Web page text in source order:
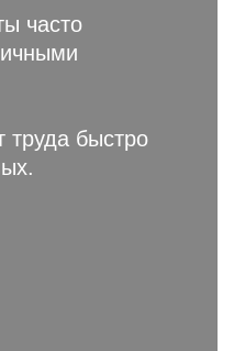
часто
труда быстро